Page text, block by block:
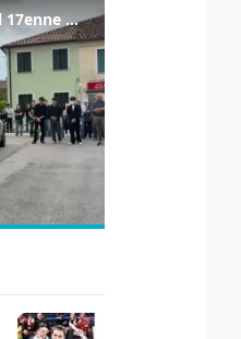
L'ultimo saluto di Tombolo a Matteo, il 17enne morto di tumore. Il video